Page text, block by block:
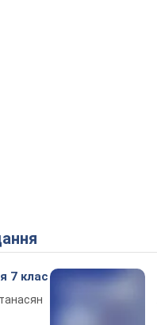
7 клас